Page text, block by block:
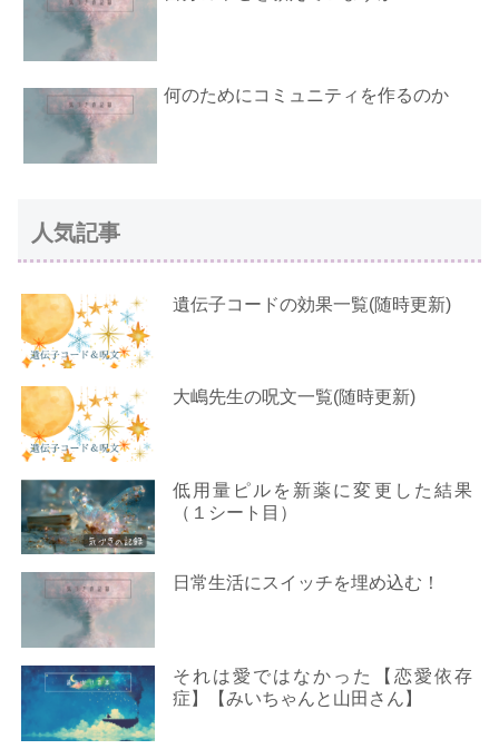
何のためにコミュニティを作るのか
人気記事
遺伝子コードの効果一覧(随時更新)
大嶋先生の呪文一覧(随時更新)
低用量ピルを新薬に変更した結果
（１シート目）
日常生活にスイッチを埋め込む！
それは愛ではなかった【恋愛依存
症】【みいちゃんと山田さん】